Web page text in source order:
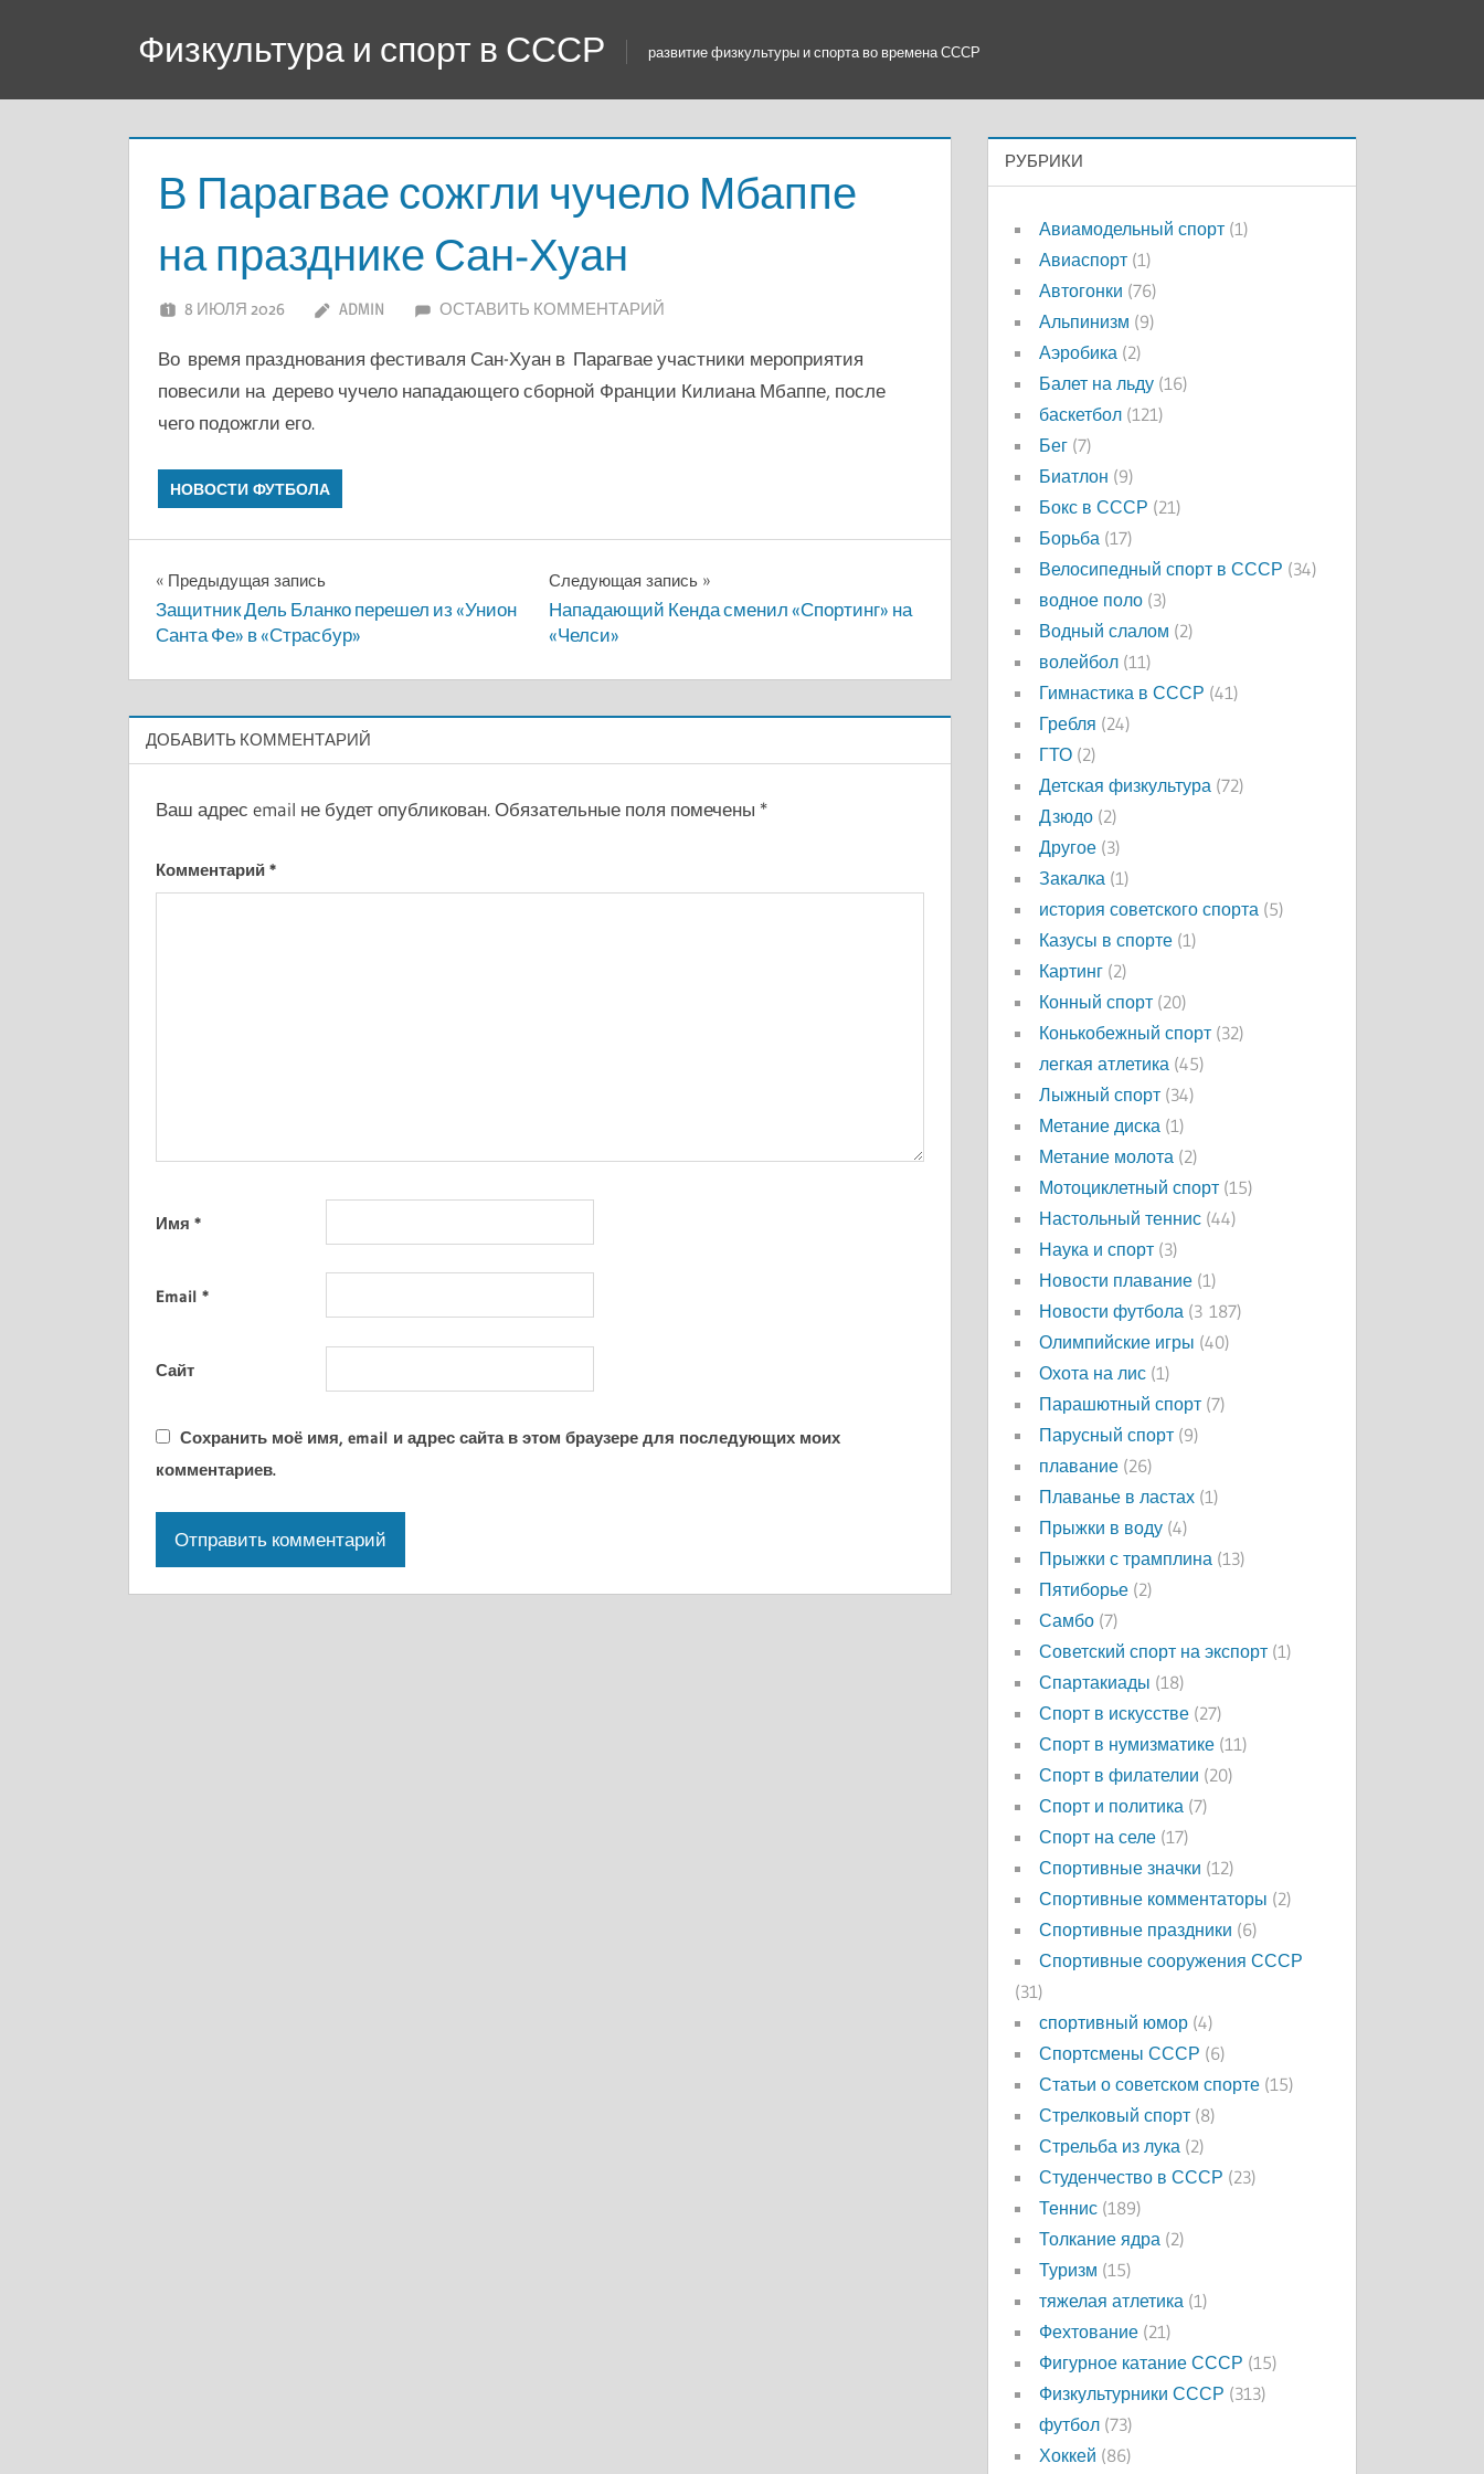
Физкультура и спорт в СССР развитие физкультуры и спорта во времена СССР
В Парагвае сожгли чучело Мбаппе
на празднике Сан-Хуан
8 ИЮЛЯ 2026 ADMIN ОСТАВИТЬ КОММЕНТАРИЙ
Во время празднования фестиваля Сан-Хуан в Парагвае участники мероприятия
повесили на дерево чучело нападающего сборной Франции Килиана Мбаппе, после
чего подожгли его.
НОВОСТИ ФУТБОЛА
Навигация
по
записям
Предыдущая запись
Защитник Дель Бланко перешел из «Унион
Санта Фе» в «Страсбур»
Следующая запись
Нападающий Кенда сменил «Спортинг» на
«Челси»
ДОБАВИТЬ КОММЕНТАРИЙ
Ваш адрес email не будет опубликован.Обязательные поля помечены *
Комментарий *
Имя *
Email *
Сайт
Сохранить моё имя, email и адрес сайта в этом браузере для последующих моих
комментариев.
РУБРИКИ
Авиамодельный спорт (1)
Авиаспорт (1)
Автогонки (76)
Альпинизм (9)
Аэробика (2)
Балет на льду (16)
баскетбол (121)
Бег (7)
Биатлон (9)
Бокс в СССР (21)
Борьба (17)
Велосипедный спорт в СССР (34)
водное поло (3)
Водный слалом (2)
волейбол (11)
Гимнастика в СССР (41)
Гребля (24)
ГТО (2)
Детская физкультура (72)
Дзюдо (2)
Другое (3)
Закалка (1)
история советского спорта (5)
Казусы в спорте (1)
Картинг (2)
Конный спорт (20)
Конькобежный спорт (32)
легкая атлетика (45)
Лыжный спорт (34)
Метание диска (1)
Метание молота (2)
Мотоциклетный спорт (15)
Настольный теннис (44)
Наука и спорт (3)
Новости плавание (1)
Новости футбола (3 187)
Олимпийские игры (40)
Охота на лис (1)
Парашютный спорт (7)
Парусный спорт (9)
плавание (26)
Плаванье в ластах (1)
Прыжки в воду (4)
Прыжки с трамплина (13)
Пятиборье (2)
Самбо (7)
Советский спорт на экспорт (1)
Спартакиады (18)
Спорт в искусстве (27)
Спорт в нумизматике (11)
Спорт в филателии (20)
Спорт и политика (7)
Спорт на селе (17)
Спортивные значки (12)
Спортивные комментаторы (2)
Спортивные праздники (6)
Спортивные сооружения СССР
(31)
спортивный юмор (4)
Спортсмены СССР (6)
Статьи о советском спорте (15)
Стрелковый спорт (8)
Стрельба из лука (2)
Студенчество в СССР (23)
Теннис (189)
Толкание ядра (2)
Туризм (15)
тяжелая атлетика (1)
Фехтование (21)
Фигурное катание СССР (15)
Физкультурники СССР (313)
футбол (73)
Хоккей (86)